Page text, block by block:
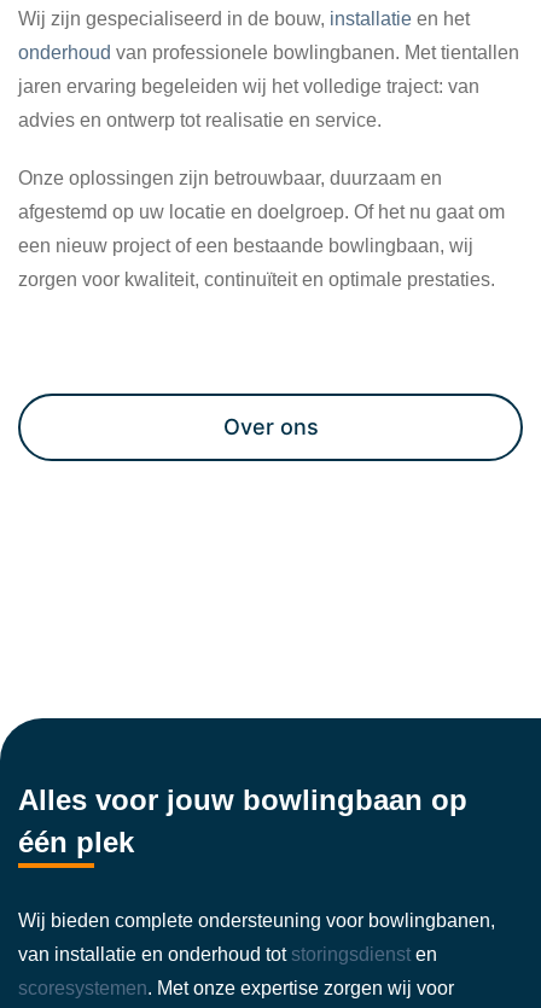
Wij zijn gespecialiseerd in de bouw, installatie en het
onderhoud van professionele bowlingbanen. Met tientallen
jaren ervaring begeleiden wij het volledige traject: van
advies en ontwerp tot realisatie en service.
Onze oplossingen zijn betrouwbaar, duurzaam en
afgestemd op uw locatie en doelgroep. Of het nu gaat om
een nieuw project of een bestaande bowlingbaan, wij
zorgen voor kwaliteit, continuïteit en optimale prestaties.
Over ons
Alles voor jouw bowlingbaan op
één plek
Wij bieden complete ondersteuning voor bowlingbanen,
van installatie en onderhoud tot storingsdienst en
scoresystemen. Met onze expertise zorgen wij voor